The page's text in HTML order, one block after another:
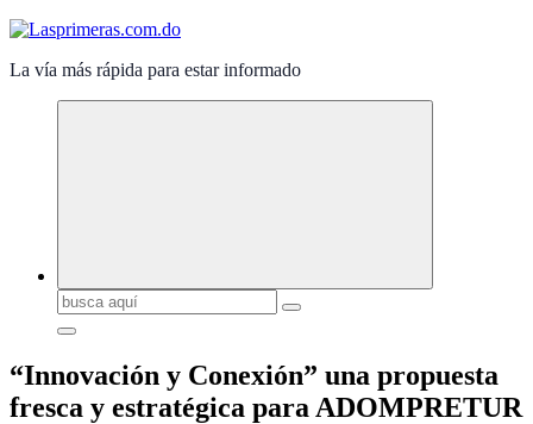
La vía más rápida para estar informado
Buscar:
“Innovación y Conexión” una propuesta
fresca y estratégica para ADOMPRETUR